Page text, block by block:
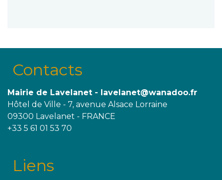
Contacts
Mairie de Lavelanet - lavelanet@wanadoo.fr
Hôtel de Ville - 7, avenue Alsace Lorraine
09300 Lavelanet - FRANCE
+33 5 61 01 53 70
Liens